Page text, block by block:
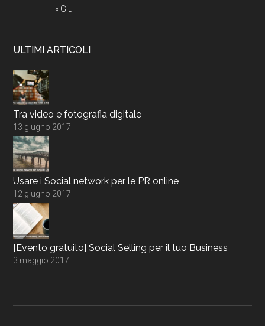
« Giu
ULTIMI ARTICOLI
Tra video e fotografia digitale
13 giugno 2017
Usare i Social network per le PR online
12 giugno 2017
[Evento gratuito] Social Selling per il tuo Business
3 maggio 2017